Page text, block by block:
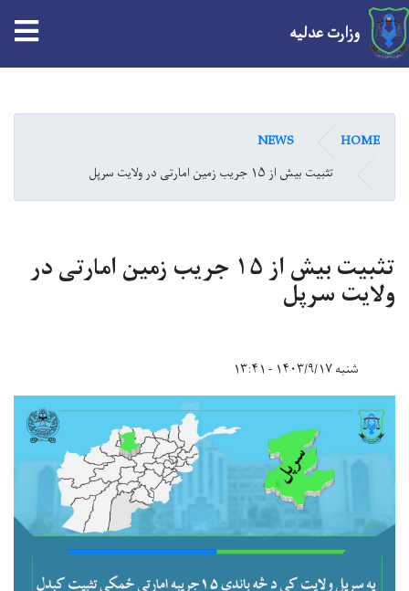
وزارت عدلیه
HOME
NEWS
تثبیت بیش از ۱۵ جریب زمین امارتی در ولایت سرپل
تثبیت بیش از ۱۵ جریب زمین امارتی در
ولایت سرپل
شنبه ۱۴۰۳/۹/۱۷ - ۱۳:۴۱